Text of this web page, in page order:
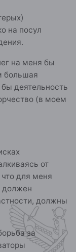
на посул
на меня бы
большая
деятельность
(в моем
от
для меня
должен
должны
за